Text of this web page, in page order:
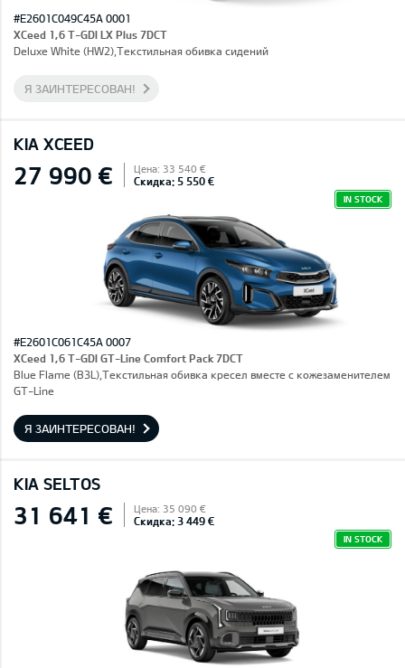
#E2601C049C45A 0001
XCeed 1,6 T-GDI LX Plus 7DCT
Deluxe White (HW2),Текстильная обивка сидений
Я ЗАИНТЕРЕСОВАН!
KIA XCEED
27 990 € Цена: 33 540 €
Скидка: 5 550 €
IN STOCK
#E2601C061C45A 0007
XCeed 1,6 T-GDI GT-Line Comfort Pack 7DCT
Blue Flame (B3L),Текстильная обивка кресел вместе с кожезаменителем
GT-Line
Я ЗАИНТЕРЕСОВАН!
KIA SELTOS
31 641 € Цена: 35 090 €
Скидка: 3 449 €
IN STOCK